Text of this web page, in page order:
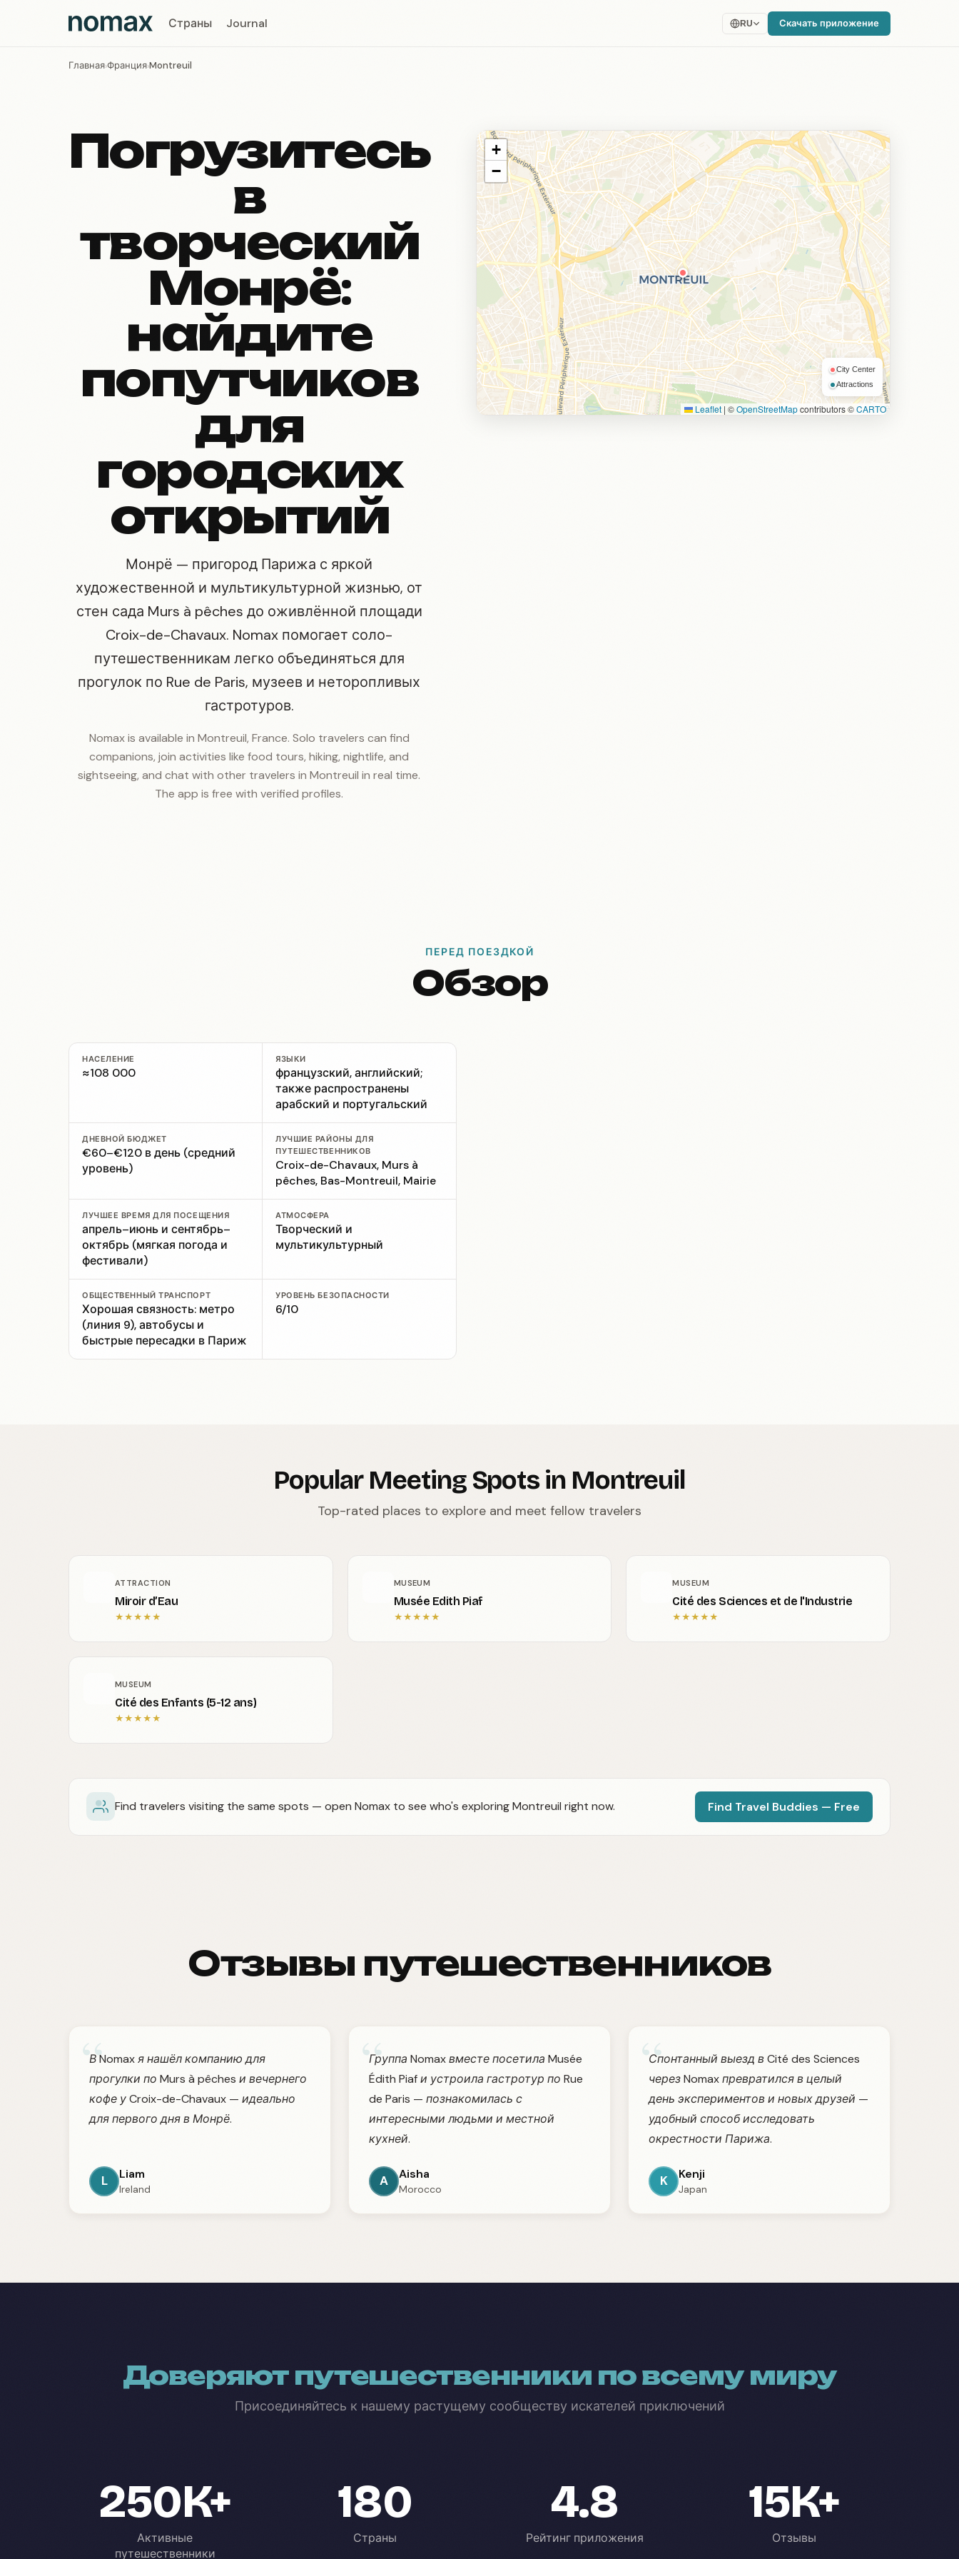
Страны Journal RU Скачать приложение
Главная›Франция›Montreuil
Погрузитесь
в
творческий
Монрё:
найдите
попутчиков
для
городских
открытий
Монрё — пригород Парижа с яркой
художественной и мультикультурной жизнью, от
стен сада Murs à pêches до оживлённой площади
Croix-de-Chavaux. Nomax помогает соло-
путешественникам легко объединяться для
прогулок по Rue de Paris, музеев и неторопливых
гастротуров.
Nomax is available in Montreuil, France. Solo travelers can find
companions, join activities like food tours, hiking, nightlife, and
sightseeing, and chat with other travelers in Montreuil in real time.
The app is free with verified profiles.
+
−
City Center
Attractions
Leaflet | ©OpenStreetMapcontributors ©CARTO
ПЕРЕД ПОЕЗДКОЙ
Обзор
НАСЕЛЕНИЕ
≈108 000
ЯЗЫКИ
французский, английский;
также распространены
арабский и португальский
ДНЕВНОЙ БЮДЖЕТ
€60–€120 в день (средний
уровень)
ЛУЧШИЕ РАЙОНЫ ДЛЯ
ПУТЕШЕСТВЕННИКОВ
Croix-de-Chavaux, Murs à
pêches, Bas-Montreuil, Mairie
ЛУЧШЕЕ ВРЕМЯ ДЛЯ ПОСЕЩЕНИЯ
апрель–июнь и сентябрь–
октябрь (мягкая погода и
фестивали)
АТМОСФЕРА
Творческий и
мультикультурный
ОБЩЕСТВЕННЫЙ ТРАНСПОРТ
Хорошая связность: метро
(линия 9), автобусы и
быстрые пересадки в Париж
УРОВЕНЬ БЕЗОПАСНОСТИ
6/10
Popular Meeting Spots in Montreuil
Top-rated places to explore and meet fellow travelers
ATTRACTION
Miroir d’Eau
★★★★★
MUSEUM
Musée Edith Piaf
★★★★★
MUSEUM
Cité des Sciences et de l'Industrie
★★★★★
MUSEUM
Cité des Enfants (5-12 ans)
★★★★★
Find travelers visiting the same spots — open Nomax to see who's exploring Montreuil right now. Find Travel Buddies — Free
Отзывы путешественников
“
В Nomax я нашёл компанию для
прогулки по Murs à pêches и вечернего
кофе у Croix-de-Chavaux — идеально
для первого дня в Монрё.
L Liam
Ireland
“
Группа Nomax вместе посетила Musée
Édith Piaf и устроила гастротур по Rue
de Paris — познакомилась с
интересными людьми и местной
кухней.
A Aisha
Morocco
“
Спонтанный выезд в Cité des Sciences
через Nomax превратился в целый
день экспериментов и новых друзей —
удобный способ исследовать
окрестности Парижа.
K Kenji
Japan
Доверяют путешественники по всему миру
Присоединяйтесь к нашему растущему сообществу искателей приключений
250K+
Активные
путешественники
180
Страны
4.8
Рейтинг приложения
15K+
Отзывы